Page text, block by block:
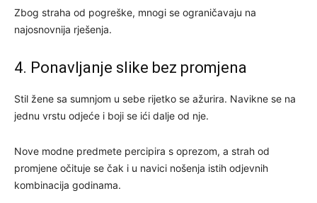
Zbog straha od pogreške, mnogi se ograničavaju na
najosnovnija rješenja.
4. Ponavljanje slike bez promjena
Stil žene sa sumnjom u sebe rijetko se ažurira. Navikne se na
jednu vrstu odjeće i boji se ići dalje od nje.
Nove modne predmete percipira s oprezom, a strah od
promjene očituje se čak i u navici nošenja istih odjevnih
kombinacija godinama.